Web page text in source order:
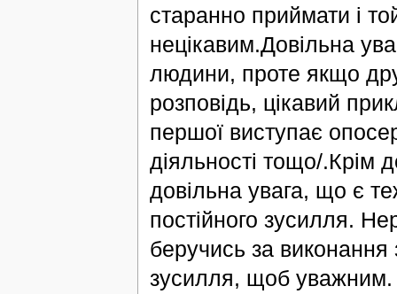
старанно приймати і
нецікавим.Довільна
людини, проте якщо
розповідь, цікавий
першої виступає
діяльності тощо/.Крім
довільна увага, що є
постійного зусилля.
беручись за
зусилля, щоб уважним.